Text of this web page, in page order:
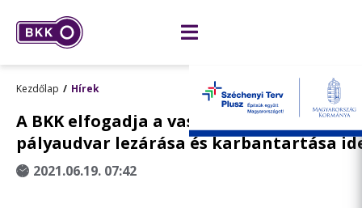
Kezdőlap Hírek
A BKK elfogadja a vasúti bérleteket a
pályaudvar lezárása és karbantartása
2021.06.19. 07:42